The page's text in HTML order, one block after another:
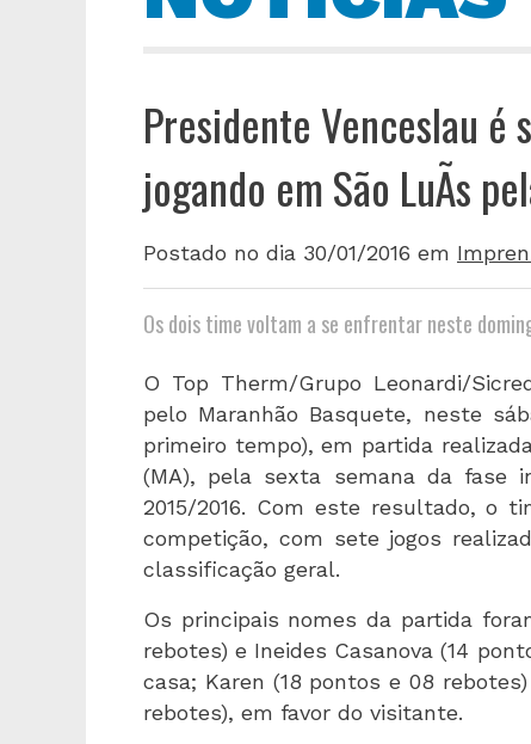
Presidente Venceslau é
jogando em São LuÃ­s
Postado no dia 30/01/2016 em
Os dois time voltam a se enfrentar neste
O Top Therm/Grupo Leonardi/
pelo Maranhão Basquete, neste
primeiro tempo), em partida
(MA), pela sexta semana da fase
2015/2016. Com este resultado, o
competição, com sete jogos
classificação geral.
Os principais nomes da partida
rebotes) e Ineides Casanova (14
casa; Karen (18 pontos e 08
rebotes), em favor do visitante.